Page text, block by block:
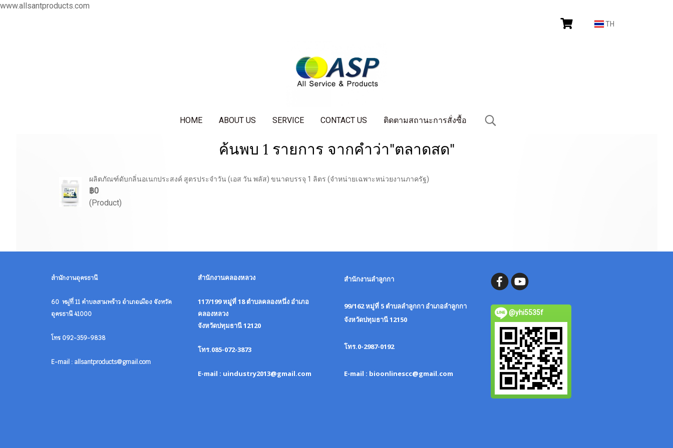
www.allsantproducts.com
TH
HOME ABOUT US SERVICE CONTACT US ติดตามสถานะการสั่งซื้อ
ค้นพบ 1 รายการ จากคำว่า"ตลาดสด"
ผลิตภัณฑ์ดับกลิ่นอเนกประสงค์ สูตรประจำวัน (เอส วัน พลัส) ขนาดบรรจุ 1 ลิตร (จำหน่ายเฉพาะหน่วยงานภาครัฐ)
฿0
(Product)
สำนักงานอุดรธานี
60 หมู่ที่ 11 ตำบลสามพร้าว อำเภอเมือง จังหวัด
อุดรธานี 41000
โทร 092-359-9838
E-mail : allsantproducts@gmail.com
สำนักงานคลองหลวง
117/199 หมูู่ที่ 18 ตำบลคลองหนึ่ง อำเภอ
คลองหลวง
จังหวัดปทุมธานี 12120
โทร.085-072-3873
E-mail : uindustry2013@gmail.com
สำนักงานลำลูกกา
99/162 หมู่ที่ 5 ตำบลลำลูกกา อำเภอลำลูกกา
จังหวัดปทุมธานี 12150
โทร.0-2987-0192
E-mail : bioonlinescc@gmail.com
@yhi5535f